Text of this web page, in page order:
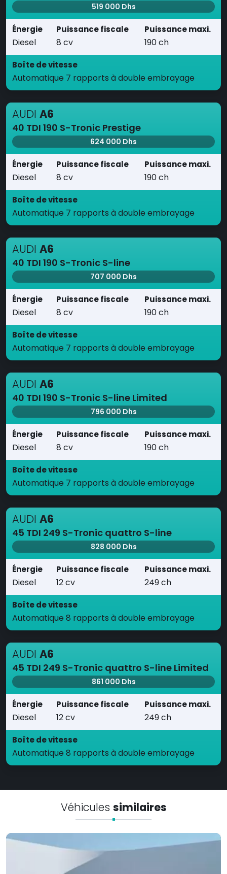
519 000 Dhs
Énergie
Diesel
Puissance fiscale
8 cv
Puissance maxi.
190 ch
Boîte de vitesse
Automatique 7 rapports à double embrayage
AUDI A6
40 TDI 190 S-Tronic Prestige
624 000 Dhs
Énergie
Diesel
Puissance fiscale
8 cv
Puissance maxi.
190 ch
Boîte de vitesse
Automatique 7 rapports à double embrayage
AUDI A6
40 TDI 190 S-Tronic S-line
707 000 Dhs
Énergie
Diesel
Puissance fiscale
8 cv
Puissance maxi.
190 ch
Boîte de vitesse
Automatique 7 rapports à double embrayage
AUDI A6
40 TDI 190 S-Tronic S-line Limited
796 000 Dhs
Énergie
Diesel
Puissance fiscale
8 cv
Puissance maxi.
190 ch
Boîte de vitesse
Automatique 7 rapports à double embrayage
AUDI A6
45 TDI 249 S-Tronic quattro S-line
828 000 Dhs
Énergie
Diesel
Puissance fiscale
12 cv
Puissance maxi.
249 ch
Boîte de vitesse
Automatique 8 rapports à double embrayage
AUDI A6
45 TDI 249 S-Tronic quattro S-line Limited
861 000 Dhs
Énergie
Diesel
Puissance fiscale
12 cv
Puissance maxi.
249 ch
Boîte de vitesse
Automatique 8 rapports à double embrayage
Véhicules similaires